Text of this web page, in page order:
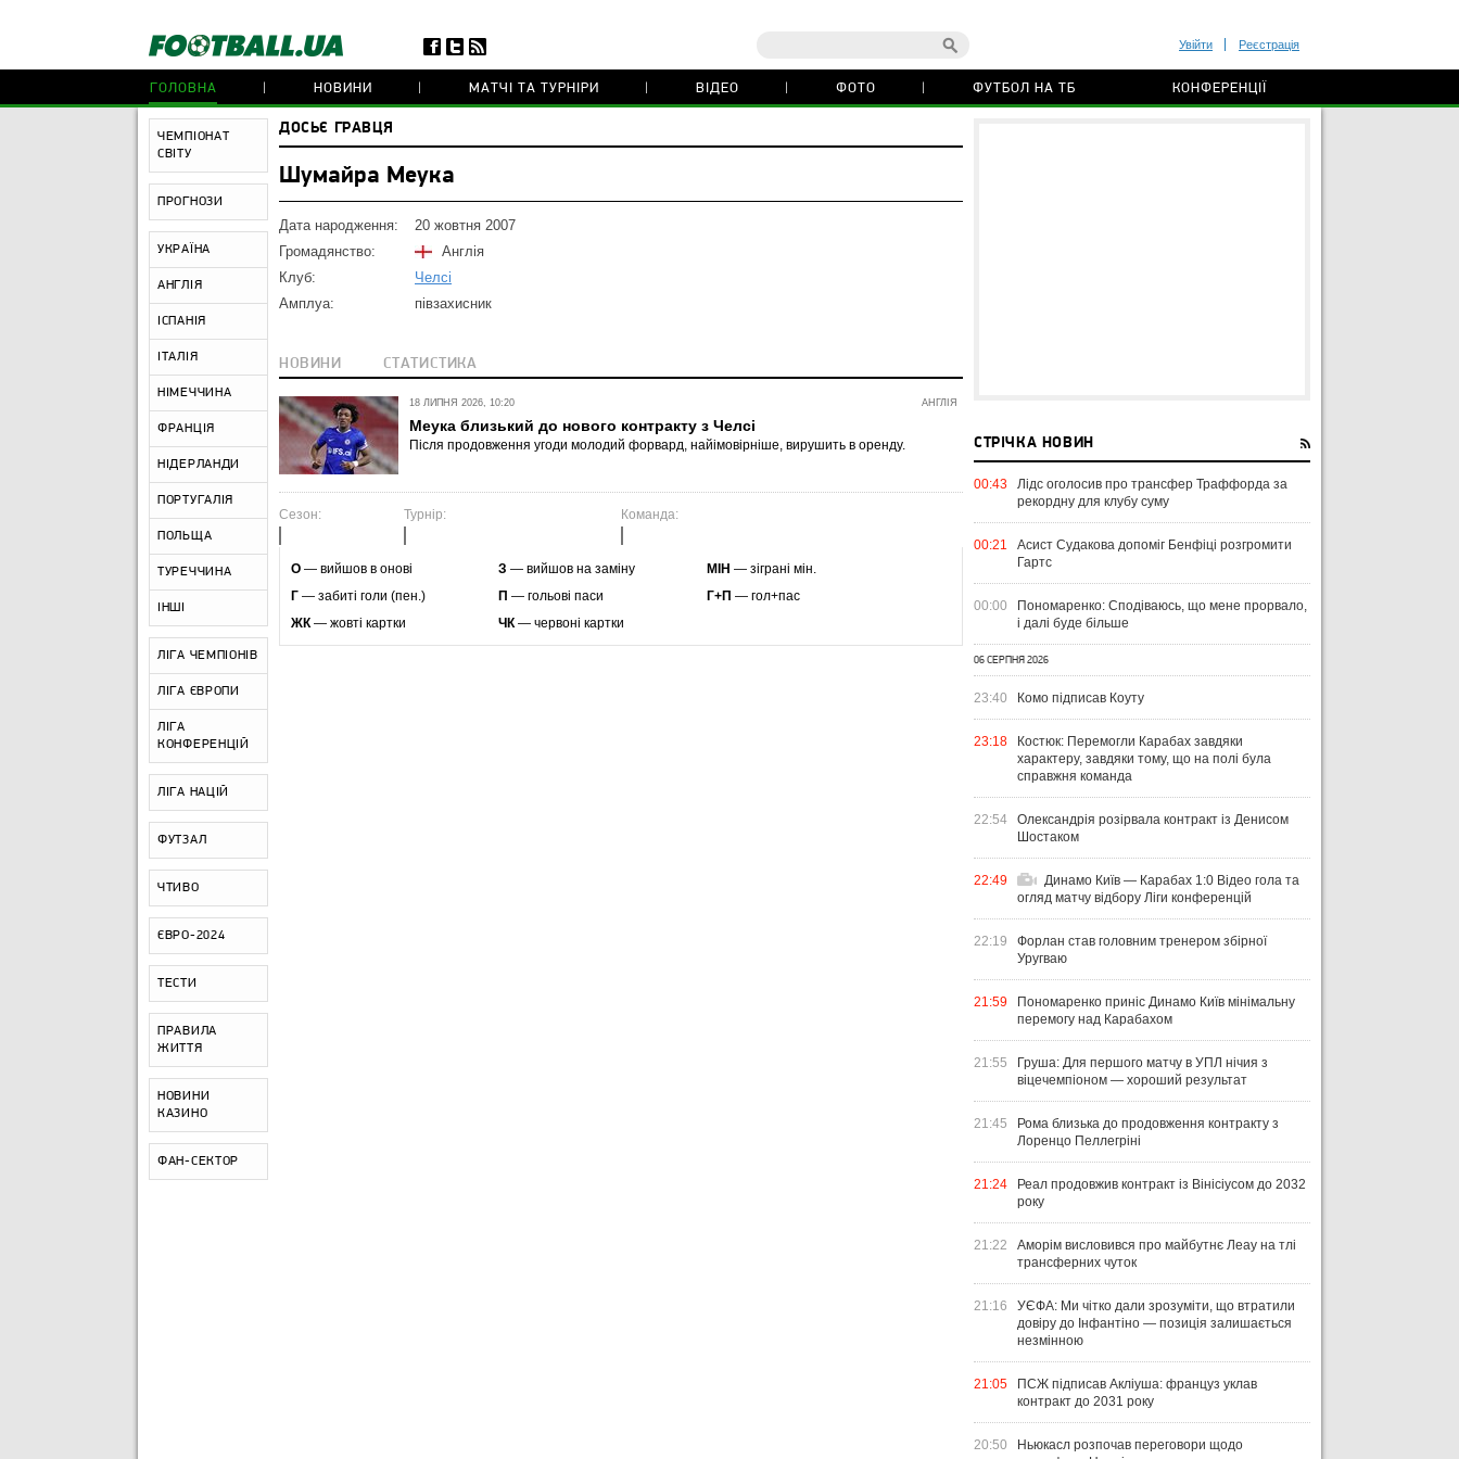
Увійти Реєстрація
ГОЛОВНА НОВИНИ МАТЧІ ТА ТУРНІРИ ВІДЕО ФОТО ФУТБОЛ НА ТБ КОНФЕРЕНЦІЇ
ЧЕМПІОНАТ
СВІТУ
ПРОГНОЗИ
УКРАЇНА
АНГЛІЯ
ІСПАНІЯ
ІТАЛІЯ
НІМЕЧЧИНА
ФРАНЦІЯ
НІДЕРЛАНДИ
ПОРТУГАЛІЯ
ПОЛЬЩА
ТУРЕЧЧИНА
ІНШІ
ЛІГА ЧЕМПІОНІВ
ЛІГА ЄВРОПИ
ЛІГА
КОНФЕРЕНЦІЙ
ЛІГА НАЦІЙ
ФУТЗАЛ
ЧТИВО
ЄВРО-2024
ТЕСТИ
ПРАВИЛА
ЖИТТЯ
НОВИНИ
КАЗИНО
ФАН-СЕКТОР
ДОСЬЄ ГРАВЦЯ
Шумайра Меука
Дата народження:
20 жовтня 2007
Громадянство:
Англія
Клуб:
Челсі
Амплуа:
півзахисник
НОВИНИ СТАТИСТИКА
АНГЛІЯ
18 ЛИПНЯ 2026, 10:20
Меука близький до нового контракту з Челсі
Після продовження угоди молодий форвард, найімовірніше, вирушить в оренду.
Сезон: Турнір: Команда:
O — вийшов в онові З — вийшов на заміну МІН — зіграні мін.
Г — забиті голи (пен.) П — гольові паси Г+П — гол+пас
ЖК— жовті картки ЧК— червоні картки
СТРІЧКА НОВИН
00:43
Лідс оголосив про трансфер Траффорда за
рекордну для клубу суму
00:21
Асист Судакова допоміг Бенфіці розгромити
Гартс
00:00
Пономаренко: Сподіваюсь, що мене прорвало,
і далі буде більше
06 СЕРПНЯ 2026
23:40 Комо підписав Коуту
23:18
Костюк: Перемогли Карабах завдяки
характеру, завдяки тому, що на полі була
справжня команда
22:54
Олександрія розірвала контракт із Денисом
Шостаком
22:49
Динамо Київ — Карабах 1:0 Відео гола та
огляд матчу відбору Ліги конференцій
22:19
Форлан став головним тренером збірної
Уругваю
21:59
Пономаренко приніс Динамо Київ мінімальну
перемогу над Карабахом
21:55
Груша: Для першого матчу в УПЛ нічия з
віцечемпіоном — хороший результат
21:45
Рома близька до продовження контракту з
Лоренцо Пеллегріні
21:24
Реал продовжив контракт із Вінісіусом до 2032
року
21:22
Аморім висловився про майбутнє Леау на тлі
трансферних чуток
21:16
УЄФА: Ми чітко дали зрозуміти, що втратили
довіру до Інфантіно — позиція залишається
незмінною
21:05
ПСЖ підписав Акліуша: француз уклав
контракт до 2031 року
20:50
Ньюкасл розпочав переговори щодо